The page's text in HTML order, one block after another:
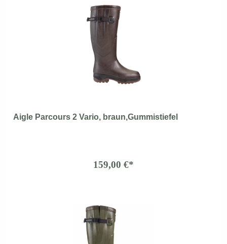
Aigle Parcours 2 Vario, braun,Gummistiefel
159,00 €*